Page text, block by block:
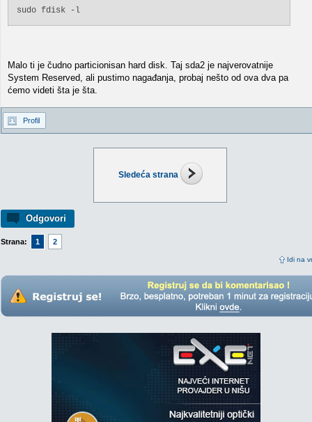
Sledeća strana
Odgovori
Strana: 1 2
Idi na
sudo fdisk -l
Malo ti je čudno particionisan hard disk. Taj sda2 je najverovatnije
System Reserved, ali pustimo nagađanja, probaj nešto od ova dva pa
ćemo videti šta je šta.
Profil